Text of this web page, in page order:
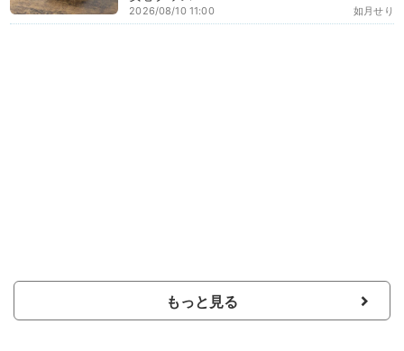
如月せり
2026/08/10 11:00
もっと見る